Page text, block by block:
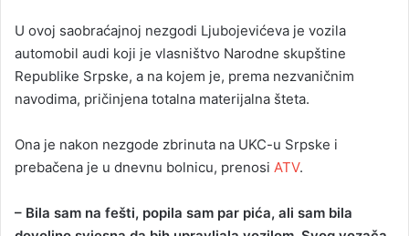
U ovoj saobraćajnoj nezgodi Ljubojevićeva je vozila
automobil audi koji je vlasništvo Narodne skupštine
Republike Srpske, a na kojem je, prema nezvaničnim
navodima, pričinjena totalna materijalna šteta.
Ona je nakon nezgode zbrinuta na UKC-u Srpske i
prebačena je u dnevnu bolnicu, prenosi ATV.
– Bila sam na fešti, popila sam par pića, ali sam bila